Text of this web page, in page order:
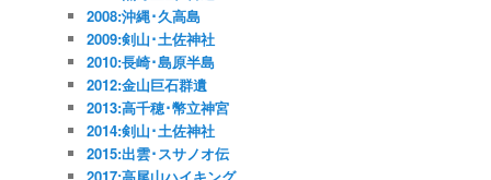
2008:沖縄･久高島
2009:剣山･土佐神社
2010:長崎･島原半島
2012:金山巨石群遺
2013:高千穂･幣立神宮
2014:剣山･土佐神社
2015:出雲･スサノオ伝